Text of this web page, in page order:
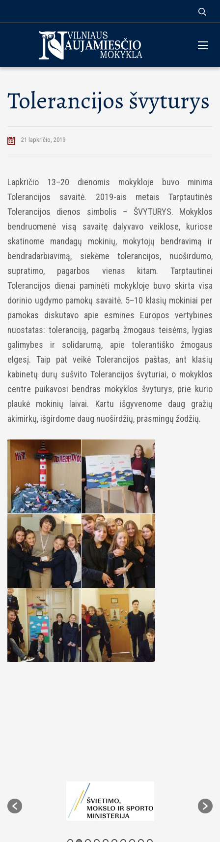
Tolerancijos švyturys
21 lapkričio, 2019
Lapkričio 13–20 dienomis mokykloje buvo minima
Tolerancijos savaitė. 2019-ais metais Tarptautinės
Tolerancijos dienos simbolis – ŠVYTURYS. Mokyklos
bendruomenė visą savaitę dalyvavo veiklose, kuriose
skatinome mandagų mokinių, mokytojų bendravimą ir
bendradarbiavimą, siekėme tolerancijos, nuoširdumo,
supratimo, pagarbos vienas kitam. Tarptautinei
Tolerancijos dienai paminėti mokykloje buvo skirta visa
dorinio ugdymo pamokų savaitė. 5–10 klasių mokiniai per
pamokas diskutavo apie esmines Europos vertybines
nuostatas: toleranciją, pagarbą žmogaus teisėms, lygias
galimybes ir solidarumą, apie tolerantiško žmogaus
elgesį. Taip pat veikė Tolerancijos paštas, ant klasių
kabinetų durų sušvito Tolerancijos švyturiai, o mokyklos
centre puikavosi bendras mokyklos švyturys, prie kurio
plaukė mokinių laivai. Kartu išgyvenome daug gražių
akimirkų, išgirdome daug nuoširdžių, prasmingų žodžių.